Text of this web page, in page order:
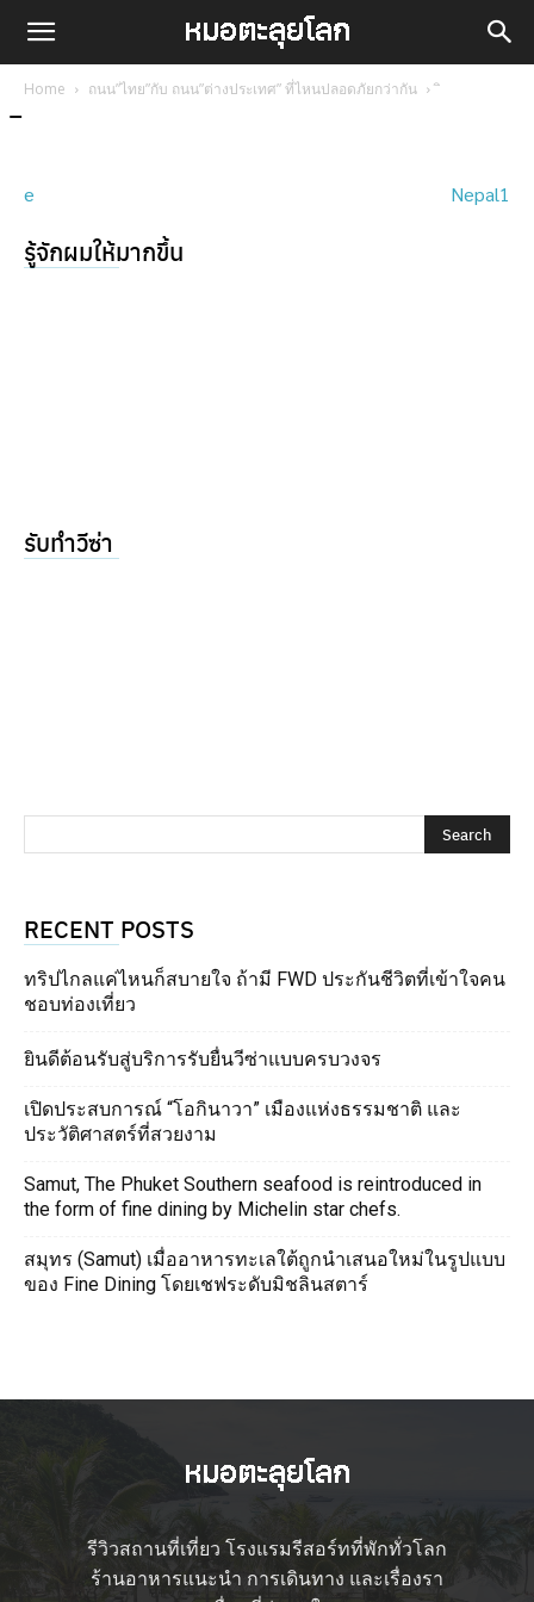
Home ถนน”ไทย”กับ ถนน”ต่างประเทศ” ที่ไหนปลอดภัยกว่ากัน
e Nepal1
รู้จักผมให้มากขึ้น
รับทำวีซ่า
RECENT POSTS
ทริปไกลแค่ไหนก็สบายใจ ถ้ามี FWD ประกันชีวิตที่เข้าใจคน
ชอบท่องเที่ยว
ยินดีต้อนรับสู่บริการรับยื่นวีซ่าแบบครบวงจร
เปิดประสบการณ์ “โอกินาวา” เมืองแห่งธรรมชาติ และ
ประวัติศาสตร์ที่สวยงาม
Samut, The Phuket Southern seafood is reintroduced in
the form of fine dining by Michelin star chefs.
สมุทร (Samut) เมื่ออาหารทะเลใต้ถูกนำเสนอใหม่ในรูปแบบ
ของ Fine Dining โดยเชฟระดับมิชลินสตาร์
รีวิวสถานที่เที่ยว โรงแรมรีสอร์ทที่พักทั่วโลก
ร้านอาหารแนะนำ การเดินทาง และเรื่องรา